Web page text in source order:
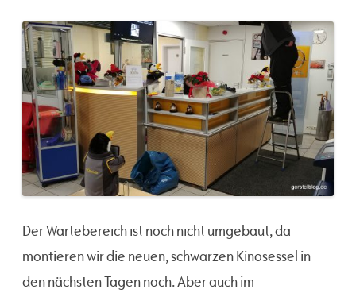
Der Wartebereich ist noch nicht umgebaut, da
montieren wir die neuen, schwarzen Kinosessel in
den nächsten Tagen noch. Aber auch im